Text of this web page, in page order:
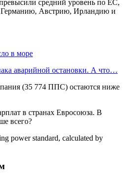
средний уровень по ЕС,
Австрию, Ирландию и
в море
аварийной остановки. А что…
(35 774 ППС) остаются ниже
power standard, calculated by